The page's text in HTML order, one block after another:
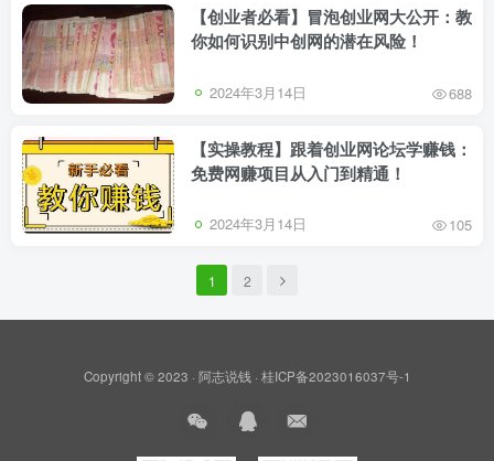
【创业者必看】冒泡创业网大公开：教
你如何识别中创网的潜在风险！
2024年3月14日 688
【实操教程】跟着创业网论坛学赚钱：
免费网赚项目从入门到精通！
2024年3月14日 105
1 2
Copyright © 2023 · 阿志说钱· 桂ICP备2023016037号-1